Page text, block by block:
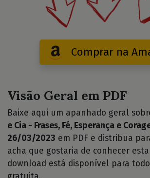
Comprar na
Visão Geral em PDF
Baixe aqui um apanhado geral
e Cia - Frases, Fé, Esperança e
26/03/2023 em PDF e distribua
acha que gostaria de conhecer esta
download está disponível para